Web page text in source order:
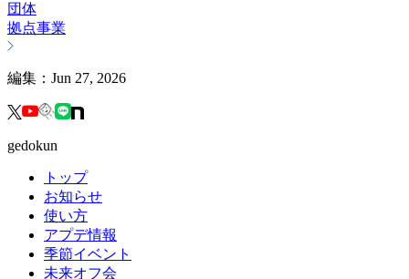
団体
拠点事業
編集： Jun 27, 2026
gedokun
トップ
お知らせ
使い方
アプデ情報
季節イベント
未来オフ会